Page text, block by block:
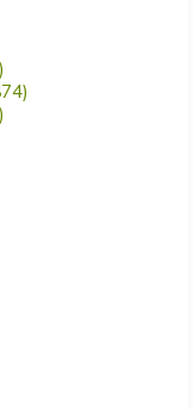
AFRIQUE (JBFA)